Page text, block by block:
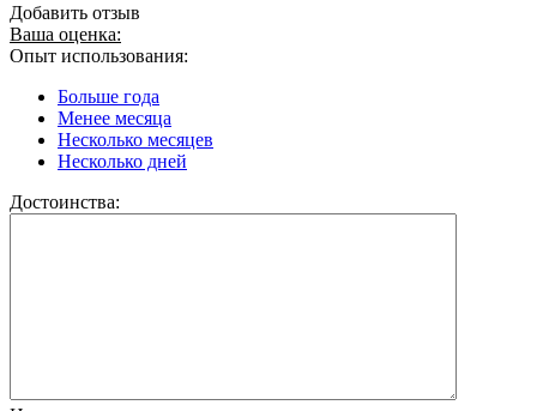
Добавить отзыв
Ваша оценка:
Опыт использования:
Больше года
Менее месяца
Несколько месяцев
Несколько дней
Достоинства: